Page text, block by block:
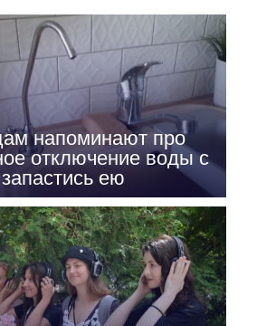
напоминают про
отключение воды с
ею